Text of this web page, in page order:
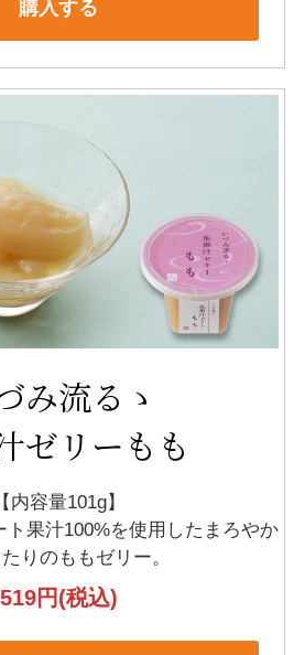
購入する
み流るゝ
ゼリーもも
【内容量101g】
果汁100%を使用した まろやか
りのももゼリー。
519円(税込)